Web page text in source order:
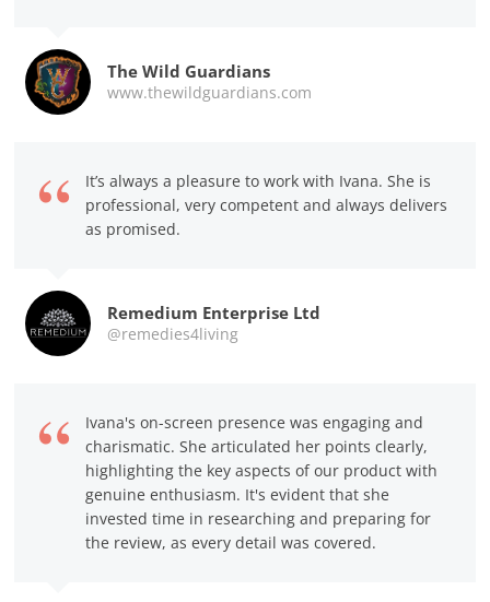
The Wild Guardians
www.thewildguardians.com
It’s always a pleasure to work with Ivana. She is
professional, very competent and always delivers
as promised.
Remedium Enterprise Ltd
@remedies4living
Ivana's on-screen presence was engaging and
charismatic. She articulated her points clearly,
highlighting the key aspects of our product with
genuine enthusiasm. It's evident that she
invested time in researching and preparing for
the review, as every detail was covered.